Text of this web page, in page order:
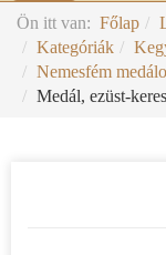
Ön itt van: Főlap
Kategóriák
Nemesfém
Medál, ezüst-